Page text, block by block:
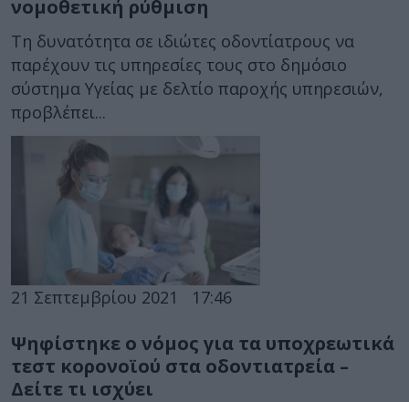
νομοθετική ρύθμιση
Τη δυνατότητα σε ιδιώτες οδοντίατρους να
παρέχουν τις υπηρεσίες τους στο δημόσιο
σύστημα Υγείας με δελτίο παροχής υπηρεσιών,
προβλέπει...
21 Σεπτεμβρίου 2021 17:46
Ψηφίστηκε ο νόμος για τα υποχρεωτικά
τεστ κορονοϊού στα οδοντιατρεία –
Δείτε τι ισχύει